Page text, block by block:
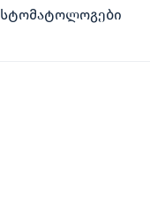
სტომატოლოგები